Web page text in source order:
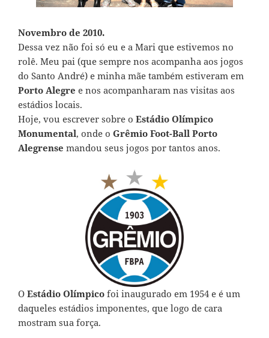
Novembro de 2010.
Dessa vez não foi só eu e a Mari que estivemos no
rolê. Meu pai (que sempre nos acompanha aos jogos
do Santo André) e minha mãe também estiveram em
Porto Alegre e nos acompanharam nas visitas aos
estádios locais.
Hoje, vou escrever sobre o Estádio Olímpico
Monumental, onde o Grêmio Foot-Ball Porto
Alegrense mandou seus jogos por tantos anos.
O Estádio Olímpico foi inaugurado em 1954 e é um
daqueles estádios imponentes, que logo de cara
mostram sua força.